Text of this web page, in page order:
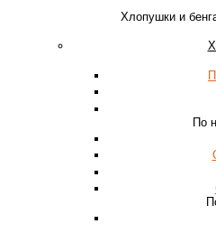
Хлопушки и
По